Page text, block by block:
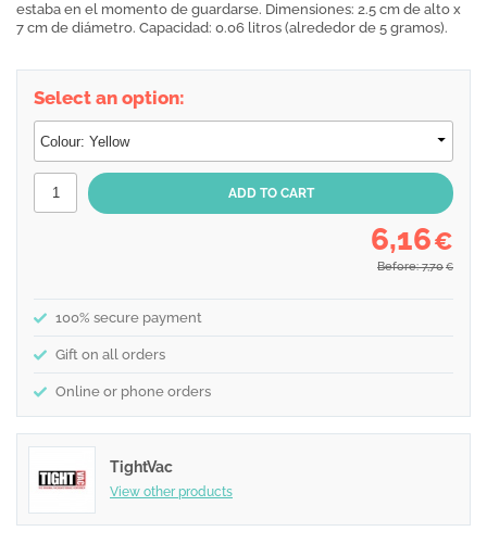
estaba en el momento de guardarse. Dimensiones: 2.5 cm de alto x
7 cm de diámetro. Capacidad: 0.06 litros (alrededor de 5 gramos).
Select an option:
6,16€
Before: 7,70 €
100% secure payment
Gift on all orders
Online or phone orders
TightVac
View other products